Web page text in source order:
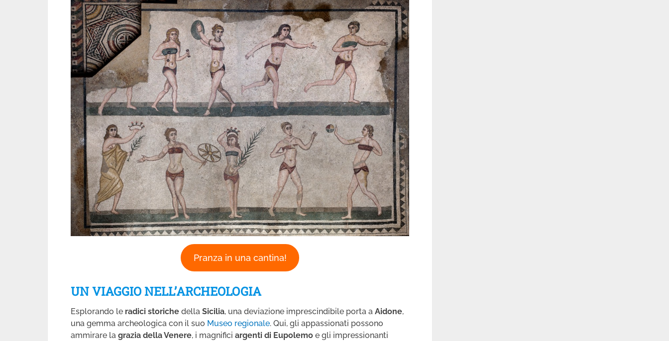
Pranza in una cantina!
UN VIAGGIO NELL’ARCHEOLOGIA
Esplorando le radici storiche della Sicilia, una deviazione imprescindibile porta a Aidone,
una gemma archeologica con il suo Museo regionale. Qui, gli appassionati possono
ammirare la grazia della Venere, i magnifici argenti di Eupolemo e gli impressionanti